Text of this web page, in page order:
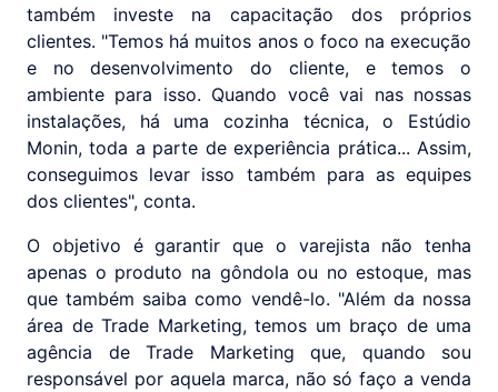
também investe na capacitação dos próprios
clientes. "Temos há muitos anos o foco na execução
e no desenvolvimento do cliente, e temos o
ambiente para isso. Quando você vai nas nossas
instalações, há uma cozinha técnica, o Estúdio
Monin, toda a parte de experiência prática... Assim,
conseguimos levar isso também para as equipes
dos clientes", conta.
O objetivo é garantir que o varejista não tenha
apenas o produto na gôndola ou no estoque, mas
que também saiba como vendê-lo. "Além da nossa
área de Trade Marketing, temos um braço de uma
agência de Trade Marketing que, quando sou
responsável por aquela marca, não só faço a venda